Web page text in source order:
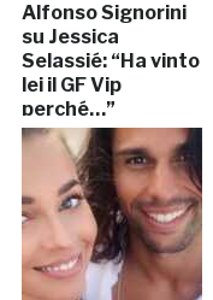
Alfonso Signorini
su Jessica
Selassié: “Ha vinto
lei il GF Vip
perché…”